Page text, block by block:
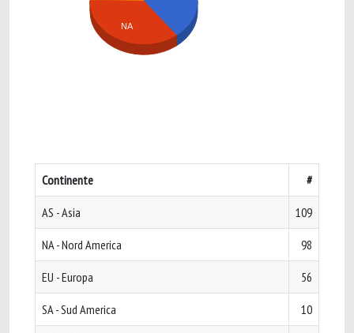
NA
Continente #
AS - Asia 109
NA - Nord America 98
EU - Europa 56
SA - Sud America 10